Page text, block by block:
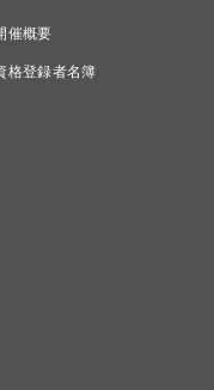
催概要
格登録者名簿